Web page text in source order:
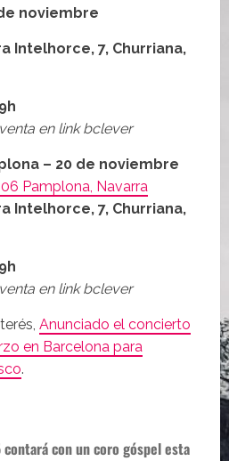
noviembre
Intelhorce, 7, Churriana,
en link bclever
– 20 de noviembre
Pamplona, Navarra
Intelhorce, 7, Churriana,
en link bclever
Anunciado el concierto
en Barcelona para
.
contará con un coro góspel esta